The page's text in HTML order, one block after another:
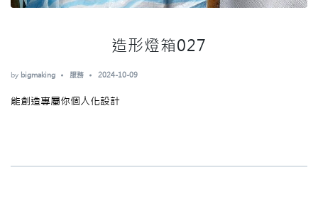
造形燈箱027
by bigmaking 服務 2024-10-09
能創造專屬你個人化設計